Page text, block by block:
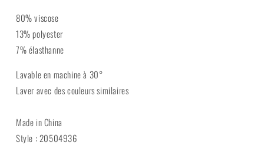
80% viscose
13% polyester
7% élasthanne
Lavable en machine à 30°
Laver avec des couleurs similaires
Made in China
Style : 20504936